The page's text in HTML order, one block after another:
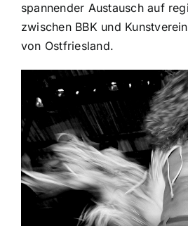
spannender Austausch auf
zwischen BBK und
von Ostfriesland.